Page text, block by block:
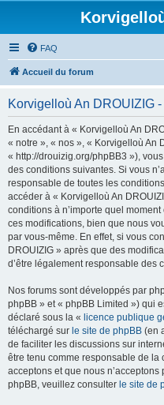
FAQ
Accueil du forum
Korvigelloù An DROUIZIG
En accédant à « Korvigelloù An
« notre », « nos », « Korvigelloù An
« http://drouizig.org/phpBB3 »),
des conditions suivantes. Si vous
responsable de toutes les
accéder à « Korvigelloù An
conditions à n’importe quel
ces modifications, bien que nous
par vous-même. En effet, si vous
DROUIZIG » après que des
d’être légalement responsable des
Nos forums sont développés par
phpBB » et « phpBB Limited ») qui
déclaré sous la « licence publique
téléchargé sur le site de phpBB (en
de faciliter les discussions sur
être tenu comme responsable de
acceptons et que nous
phpBB, veuillez consulter le site de